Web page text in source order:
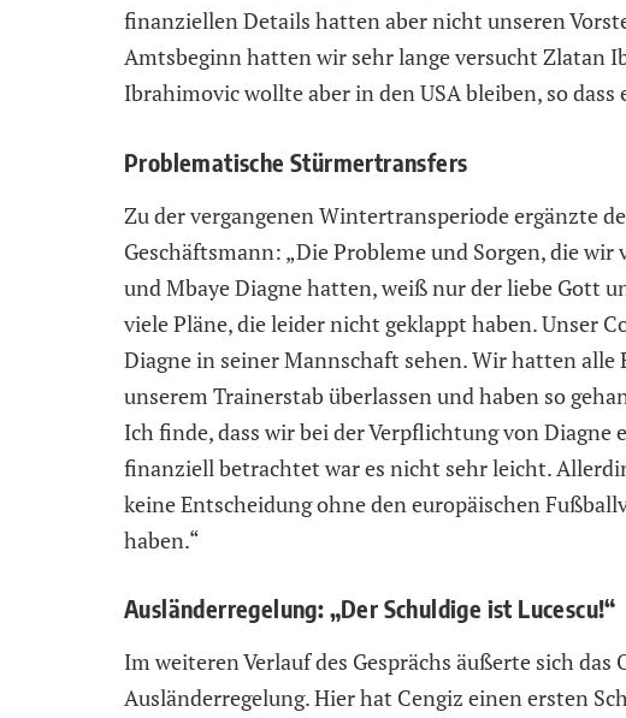
finanziellen Details hatten aber nicht unseren
Amtsbeginn hatten wir sehr lange versucht Zlatan
Ibrahimovic wollte aber in den USA bleiben, so dass
Problematische Stürmertransfers
Zu der vergangenen Wintertransperiode ergänzte
Geschäftsmann: „Die Probleme und Sorgen, die
und Mbaye Diagne hatten, weiß nur der liebe Gott
viele Pläne, die leider nicht geklappt haben. Unser
Diagne in seiner Mannschaft sehen. Wir hatten alle
unserem Trainerstab überlassen und haben so
Ich finde, dass wir bei der Verpflichtung von Diagne
finanziell betrachtet war es nicht sehr leicht.
keine Entscheidung ohne den europäischen
haben.“
Ausländerregelung: „Der Schuldige ist Lucescu!“
Im weiteren Verlauf des Gesprächs äußerte sich das
Ausländerregelung. Hier hat Cengiz einen ersten